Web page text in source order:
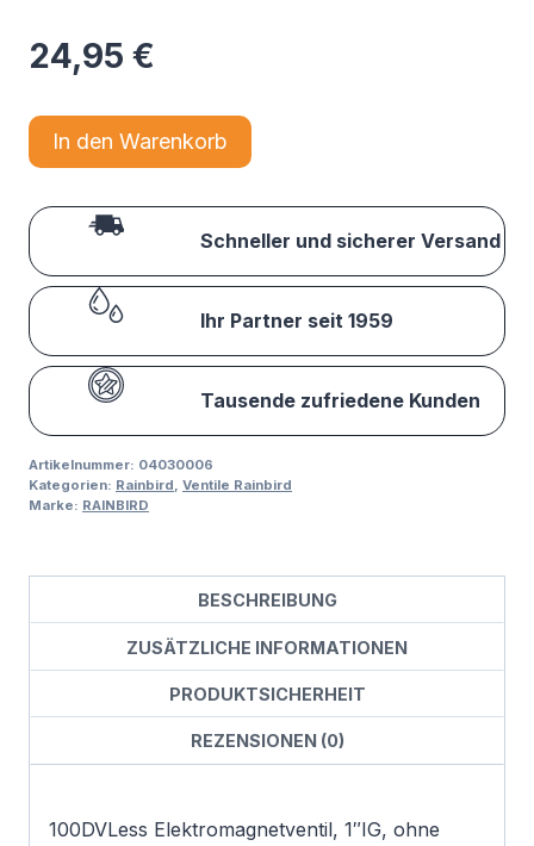
24,95 €
In den Warenkorb
Schneller und sicherer Versand
Ihr Partner seit 1959
Tausende zufriedene Kunden
Artikelnummer: 04030006
Kategorien: Rainbird, Ventile Rainbird
Marke: RAINBIRD
BESCHREIBUNG
ZUSÄTZLICHE INFORMATIONEN
PRODUKTSICHERHEIT
REZENSIONEN (0)
100DVLess Elektromagnetventil, 1″IG, ohne